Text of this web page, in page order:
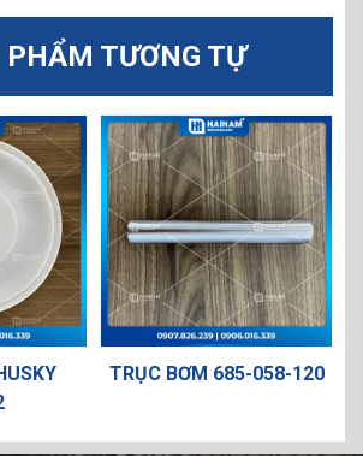
PHẨM TƯƠNG TỰ
TRỤC BƠM 685-058-120